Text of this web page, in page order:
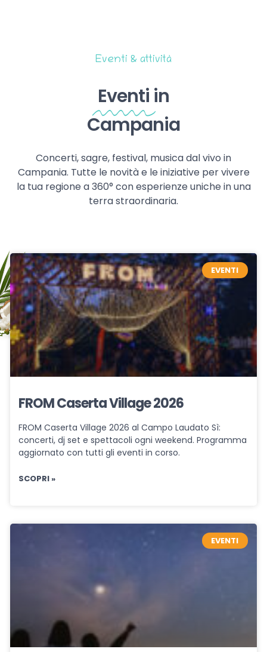
Eventi & attività
Eventi in
Campania
Concerti, sagre, festival, musica dal vivo in
Campania. Tutte le novità e le iniziative per vivere
la tua regione a 360° con esperienze uniche in una
terra straordinaria.
EVENTI
FROM Caserta Village 2026
FROM Caserta Village 2026 al Campo Laudato Sì:
concerti, dj set e spettacoli ogni weekend. Programma
aggiornato con tutti gli eventi in corso.
SCOPRI »
EVENTI